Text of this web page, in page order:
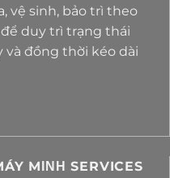
vệ sinh, bảo trì theo
duy trì trạng thái
đồng thời kéo dài
MΙΝΗ SERVICES